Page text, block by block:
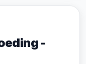
-